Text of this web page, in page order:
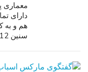
معماری
دارای
هم و به